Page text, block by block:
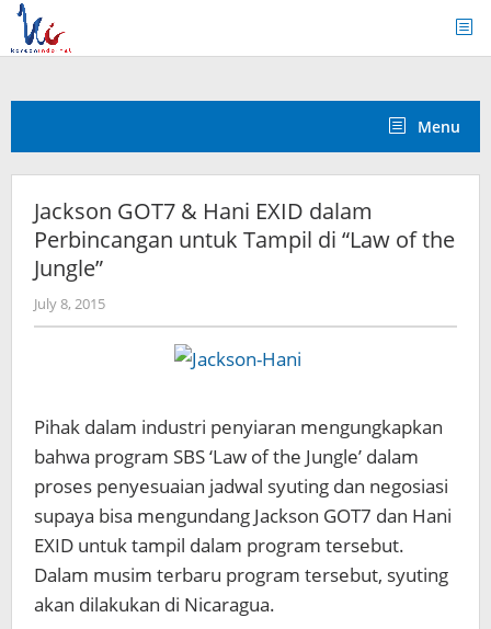
Skip
content
Menu
Jackson GOT7 & Hani EXID dalam
Perbincangan untuk Tampil di “Law of the
Jungle”
July 8, 2015by
Koreanindo
Pihak dalam industri penyiaran mengungkapkan
bahwa program SBS ‘Law of the Jungle’ dalam
proses penyesuaian jadwal syuting dan negosiasi
supaya bisa mengundang Jackson GOT7 dan Hani
EXID untuk tampil dalam program tersebut.
Dalam musim terbaru program tersebut, syuting
akan dilakukan di Nicaragua.